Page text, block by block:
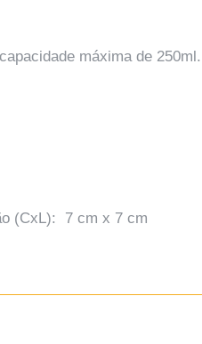
máxima de
(CxL): 7 cm x 7 cm